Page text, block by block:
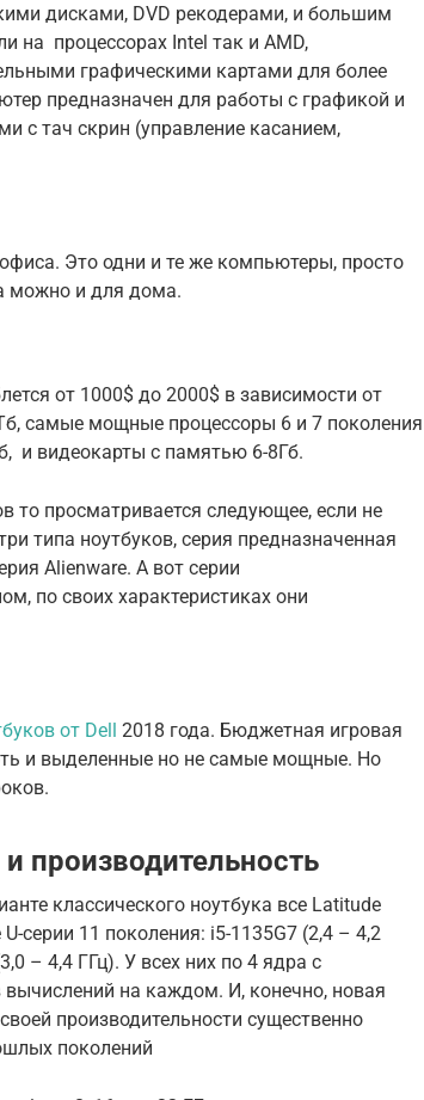
дисками, DVD рекодерами, и большим
на процессорах Intel так и AMD,
графическими картами для более
предназначен для работы с графикой и
с тач скрин (управление касанием,
Это одни и те же компьютеры, просто
можно и для дома.
от 1000$ до 2000$ в зависимости от
самые мощные процессоры 6 и 7 поколения
и видеокарты с памятью 6-8Гб.
то просматривается следующее, если не
типа ноутбуков, серия предназначенная
Alienware. А вот серии
по своих характеристиках они
от Dell 2018 года. Бюджетная игровая
и выделенные но не самые мощные. Но
производительность
классического ноутбука все Latitude
серии 11 поколения: i5-1135G7 (2,4 – 4,2
– 4,4 ГГц). У всех них по 4 ядра с
на каждом. И, конечно, новая
производительности существенно
поколений